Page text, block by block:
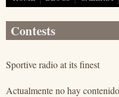
Contests
Sportive radio at its finest
Actualmente no hay